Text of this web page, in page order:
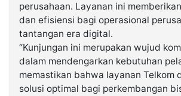
perusahaan. Layanan ini
dan efisiensi bagi operasional
tantangan era digital.
“Kunjungan ini merupakan wujud
dalam mendengarkan kebutuhan
memastikan bahwa layanan Telkom
solusi optimal bagi perkembangan